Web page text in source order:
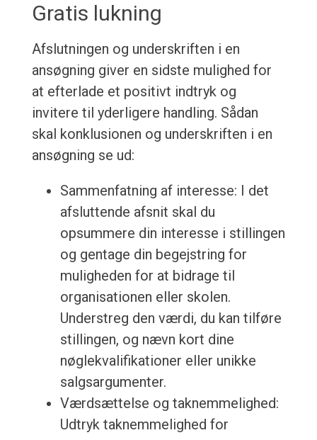
Gratis lukning
Afslutningen og underskriften i en
ansøgning giver en sidste mulighed for
at efterlade et positivt indtryk og
invitere til yderligere handling. Sådan
skal konklusionen og underskriften i en
ansøgning se ud:
Sammenfatning af interesse: I det
afsluttende afsnit skal du
opsummere din interesse i stillingen
og gentage din begejstring for
muligheden for at bidrage til
organisationen eller skolen.
Understreg den værdi, du kan tilføre
stillingen, og nævn kort dine
nøglekvalifikationer eller unikke
salgsargumenter.
Værdsættelse og taknemmelighed:
Udtryk taknemmelighed for